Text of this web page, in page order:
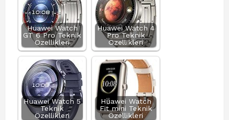
Huawei Watch
GT 6 Pro Teknik
Özellikleri
Huawei Watch 4
Pro Teknik
Özellikleri
Huawei Watch 5
Teknik
Özellikleri
Huawei Watch
Fit mini Teknik
Özellikleri